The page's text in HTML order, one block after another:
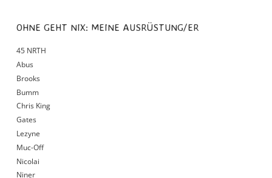
OHNE GEHT NIX: MEINE AUSRÜSTUNG/ER
45 NRTH
Abus
Brooks
Bumm
Chris King
Gates
Lezyne
Muc-Off
Nicolai
Niner